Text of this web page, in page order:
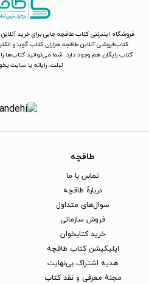
فروشگاه اینترنتی کتاب طاقچه جایی برای خرید
کتاب‌فروشی آنلاین طاقچه هزاران کتاب گویا و
کتاب رایگان هم وجود دارد. شما می‌توانید کتاب‌ها را
تبلت، رایانه یا سایت
طاقچه
تماس با ما
دربارهٔ طاقچه
سوال‌های متداول
فروش سازمانی
خرید کتابخوان
اپلیکیشن کتاب طاقچه
هدیه اشتراک بی‌نهایت
مجلهٔ معرفی و نقد کتاب